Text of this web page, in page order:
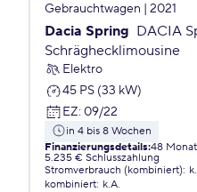
Gebrauchtwagen | 2021
Dacia Spring DACIA
Schräghecklimousine
Elektro
45 PS (33 kW)
EZ: 09/22
in 4 bis 8 Wochen
Finanzierungsdetails:48
5.235 € Schlusszahlung
Stromverbrauch (kombiniert):
kombiniert: k.A.